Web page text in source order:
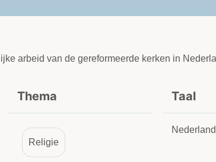
arbeid van de gereformeerde kerken in
Thema
Religie
Taal